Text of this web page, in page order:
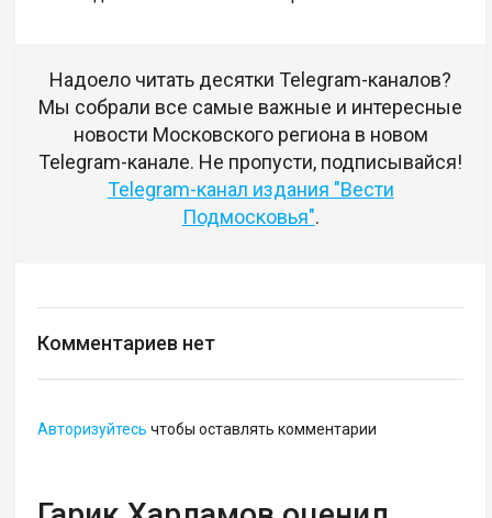
Надоело читать десятки Telegram-каналов?
Мы собрали все самые важные и интересные
новости Московского региона в новом
Telegram-канале. Не пропусти, подписывайся!
Telegram-канал издания "Вести
Подмосковья".
Комментариев нет
Авторизуйтесь чтобы оставлять комментарии